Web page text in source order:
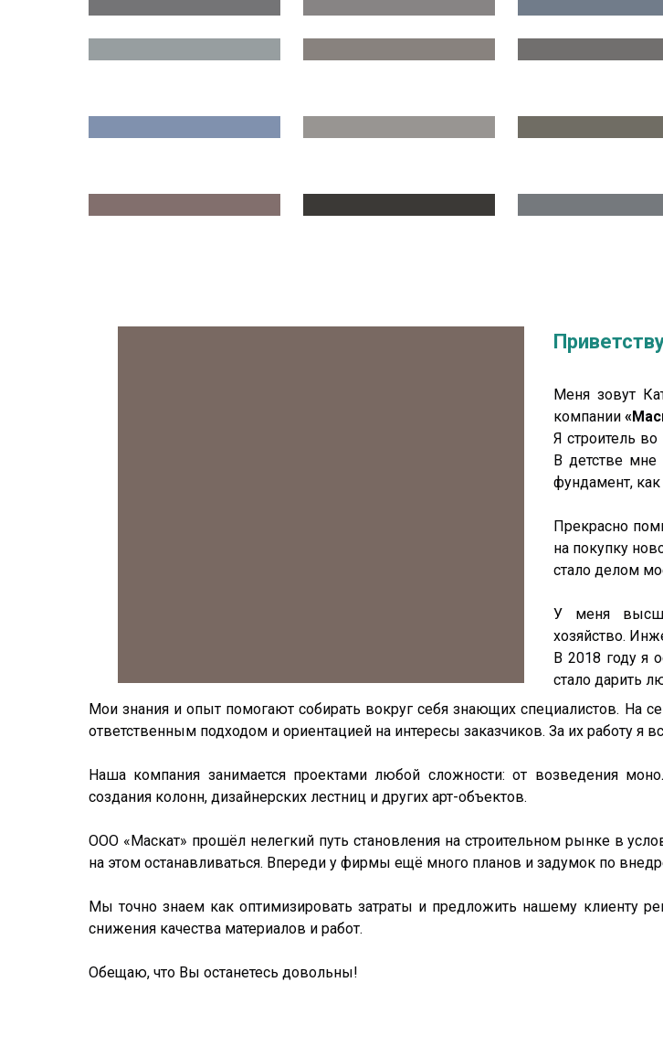
Мои знания и опыт помогают собирать вокруг себя знающих специалистов. На
ответственным подходом и ориентацией на интересы заказчиков. За их работу я
Наша компания занимается проектами любой сложности: от возведения
создания колонн, дизайнерских лестниц и других арт-объектов.
ООО «Маскат» прошёл нелегкий путь становления на строительном рынке в
на этом останавливаться. Впереди у фирмы ещё много планов и задумок по
Мы точно знаем как оптимизировать затраты и предложить нашему клиенту
снижения качества материалов и работ.
Обещаю, что Вы останетесь довольны!
Меня зовут
компании
Я строитель
В детстве мне
фундамент,
Прекрасно
на покупку
стало делом
У меня
хозяйство.
В 2018 году я
стало дарить